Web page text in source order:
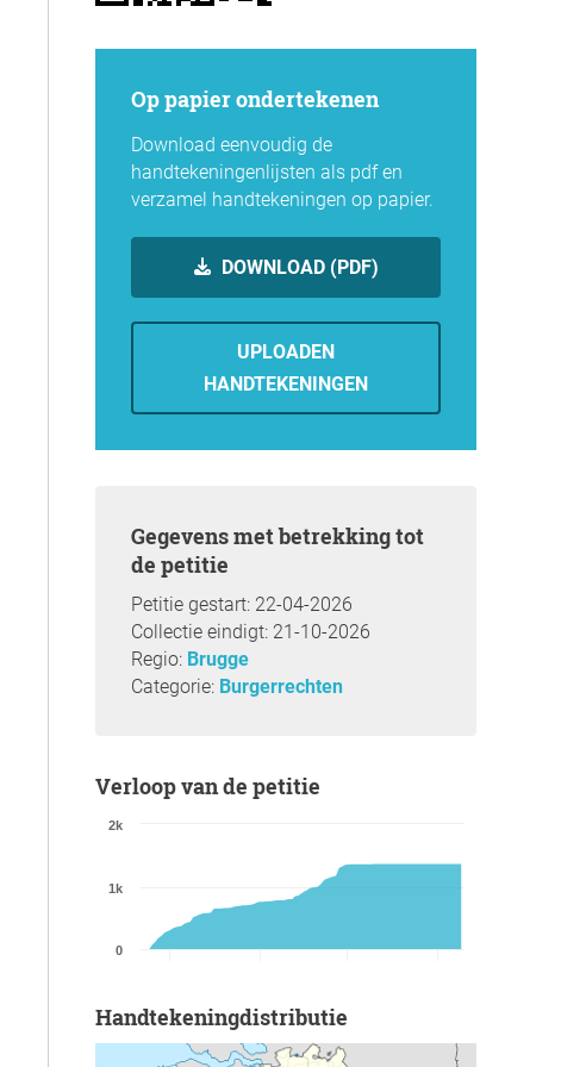
op papier ondertekenen
Download eenvoudig de
handtekeningenlijsten als pdf en
verzamel handtekeningen op papier.
DOWNLOAD (PDF)
UPLOADEN
HANDTEKENINGEN
Gegevens met betrekking tot
de petitie
Petitie gestart: 22-04-2026
Collectie eindigt: 21-10-2026
Regio: Brugge
Categorie: Burgerrechten
Verloop van de petitie
0
1k
2k
Handtekeningdistributie